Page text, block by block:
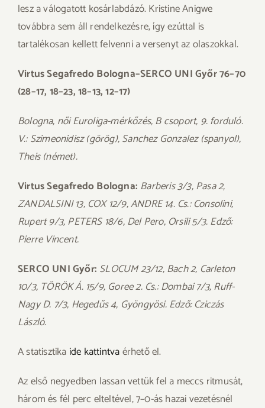
lesz a válogatott kosárlabdázó. Kristine Anigwe
továbbra sem áll rendelkezésre, így ezúttal is
tartalékosan kellett felvenni a versenyt az olaszokkal.
Virtus Segafredo Bologna–SERCO UNI Győr 76–70
(28–17, 18–23, 18–13, 12–17)
Bologna, női Euroliga-mérkőzés, B csoport, 9. forduló.
V.: Szimeonidisz (görög), Sanchez Gonzalez (spanyol),
Theis (német).
Virtus Segafredo Bologna: Barberis 3/3, Pasa 2,
ZANDALSINI 13, COX 12/9, ANDRE 14. Cs.: Consolini,
Rupert 9/3, PETERS 18/6, Del Pero, Orsili 5/3. Edző:
Pierre Vincent.
SERCO UNI Győr: SLOCUM 23/12, Bach 2, Carleton
10/3, TÖRÖK Á. 15/9, Goree 2. Cs.: Dombai 7/3, Ruff-
Nagy D. 7/3, Hegedűs 4, Gyöngyösi. Edző: Cziczás
László.
A statisztika ide kattintvaérhető el.
Az első negyedben lassan vettük fel a meccs ritmusát,
három és fél perc elteltével, 7–0-ás hazai vezetésnél